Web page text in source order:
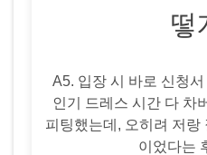
떻
A5. 입장 시 바로 신청
인기 드레스 시간 다 차
피팅했는데, 오히려 저랑
이었다는